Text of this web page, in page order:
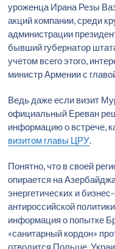
уроженца Ирана Резы
акций компании, среди
администрации
бывший губернатор
учетом всего этого,
министр Армении с
Ведь даже если визит
официальный Ереван
информацию о встрече,
визитом главы ЦРУ.
Понятно, что в своей
опирается на
энергетических и
антироссийской
информация о попытке
«санитарный кордон»
отводится Польше,